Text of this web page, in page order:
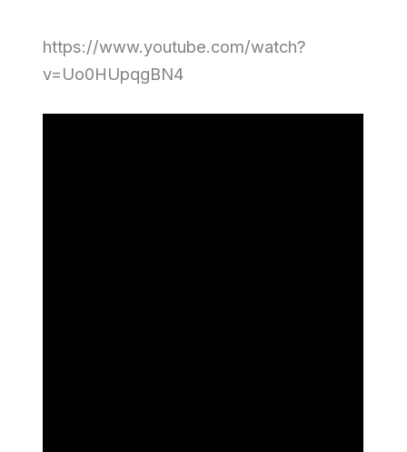
https://www.youtube.com/watch?
v=Uo0HUpqgBN4